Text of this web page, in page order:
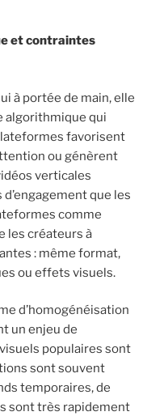
et contraintes
à portée de main, elle
algorithmique qui
favorisent
ou génèrent
verticales
que les
comme
les créateurs à
: même format,
ou effets visuels.
d’homogénéisation
un enjeu de
populaires sont
sont souvent
temporaires, de
sont très rapidement